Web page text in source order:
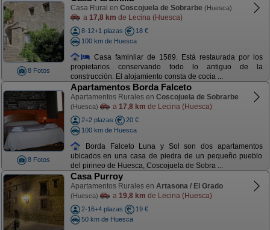
8 Fotos
Casa Rural en Coscojuela de Sobrarbe (Huesca)
a 17,8 km de Lecina (Huesca)
8-12+1 plazas
18 €
100 km de Huesca
Casa faminliar de 1589. Está restaurada por los
propietarios conservando todo lo antiguo de la
construcción. El alojamiento consta de cocia ...
8 Fotos
Apartamentos Borda Falceto
Apartamentos Rurales en Coscojuela de Sobrarbe
(Huesca) a 17,8 km de Lecina (Huesca)
2+2 plazas
20 €
100 km de Huesca
Borda Falceto Luna y Sol son dos apartamentos
ubicados en una casa de piedra de un pequeño pueblo
del pirineo de Huesca, Coscojuela de Sobra ...
Casa Purroy
Apartamentos Rurales en Artasona / El Grado
(Huesca) a 19,8 km de Lecina (Huesca)
2-16+4 plazas
19 €
50 km de Huesca